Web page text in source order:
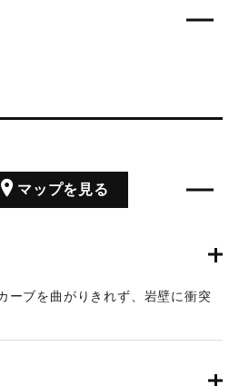
マップを見る
ーブを曲がりきれず、岩壁に衝突